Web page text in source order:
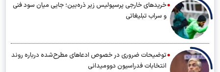
خریدهای خارجی پرسپولیس زیر ذره‌بین؛ جایی میان سود فنی
و سراب تبلیغاتی
توضیحات ضروری در خصوص ادعاهای مطرح‌شده درباره روند
انتخابات فدراسیون دوومیدانی